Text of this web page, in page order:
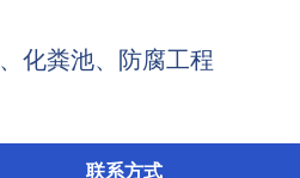
、化粪池、防腐工程
联系方式